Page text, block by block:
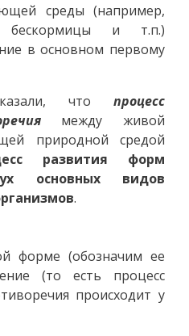
среды (например,
бескормицы и т.п.)
в основном первому
что процесс
между живой
природной средой
развития форм
основных видов
.
форме (обозначим ее
(то есть процесс
происходит у